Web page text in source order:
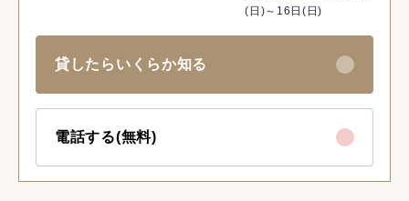
(日)～16日(日)
貸したらいくらか知る
電話する(無料)